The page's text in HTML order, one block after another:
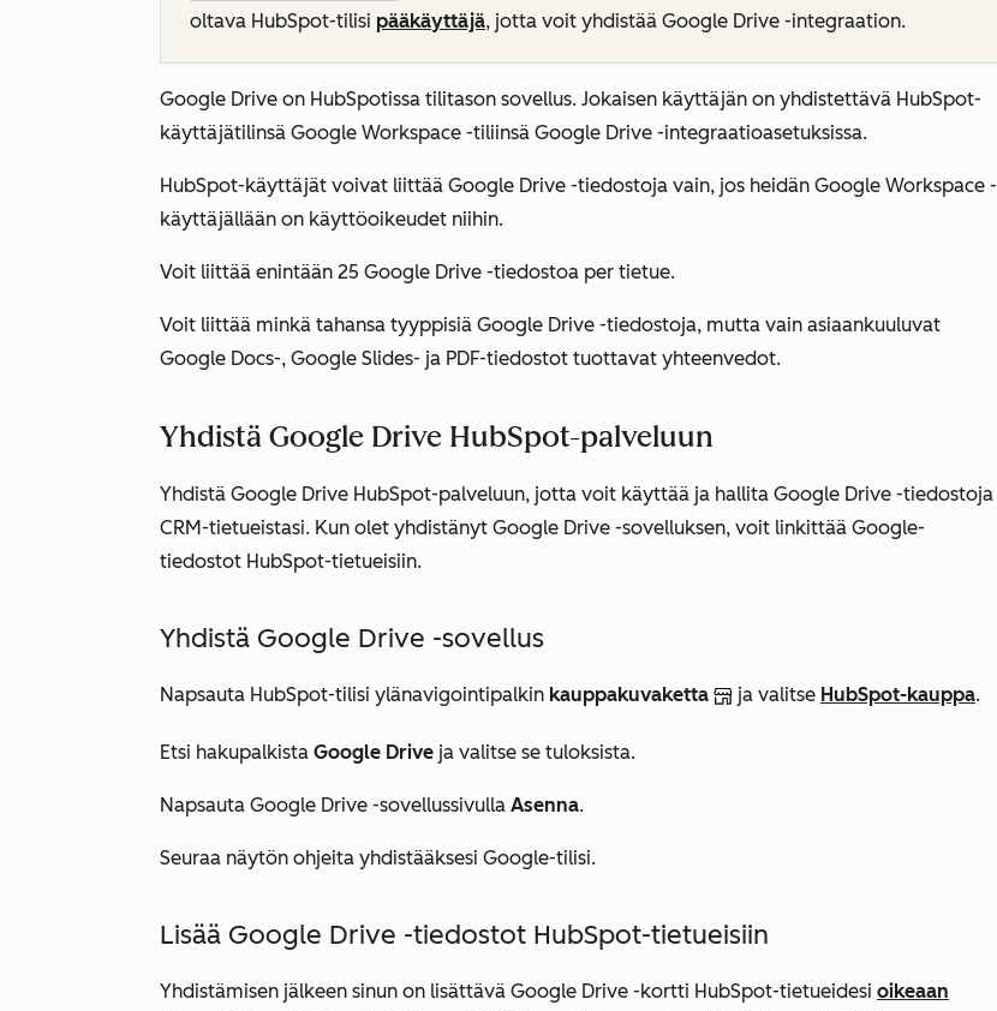
oltava HubSpot-tilisi pääkäyttäjä, jotta voit yhdistää Google Drive -integraation.
Google Drive on HubSpotissa tilitason sovellus. Jokaisen käyttäjän on yhdistettävä HubSpot-
käyttäjätilinsä Google Workspace -tiliinsä Google Drive -integraatioasetuksissa.
HubSpot-käyttäjät voivat liittää Google Drive -tiedostoja vain, jos heidän Google Workspace -
käyttäjällään on käyttöoikeudet niihin.
Voit liittää enintään 25 Google Drive -tiedostoa per tietue.
Voit liittää minkä tahansa tyyppisiä Google Drive -tiedostoja, mutta vain asiaankuuluvat
Google Docs-, Google Slides- ja PDF-tiedostot tuottavat yhteenvedot.
Yhdistä Google Drive HubSpot-palveluun
Yhdistä Google Drive HubSpot-palveluun, jotta voit käyttää ja hallita Google Drive -tiedostoja
CRM-tietueistasi. Kun olet yhdistänyt Google Drive -sovelluksen, voit linkittää Google-
tiedostot HubSpot-tietueisiin.
Yhdistä Google Drive -sovellus
Napsauta HubSpot-tilisi ylänavigointipalkin kauppakuvaketta ja valitse HubSpot-kauppa.
Etsi hakupalkista Google Drive ja valitse se tuloksista.
Napsauta Google Drive -sovellussivulla Asenna.
Seuraa näytön ohjeita yhdistääksesi Google-tilisi.
Lisää Google Drive -tiedostot HubSpot-tietueisiin
Yhdistämisen jälkeen sinun on lisättävä Google Drive -kortti HubSpot-tietueidesi oikeaan